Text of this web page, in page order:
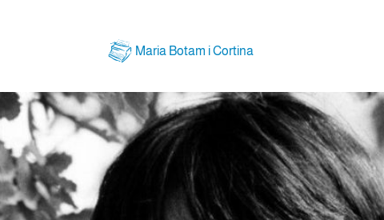
Maria Botam i Cortina